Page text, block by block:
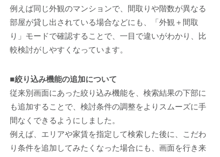
例えば同じ外観のマンションで、間取りや階数が異なる
部屋が貸し出されている場合などにも、「外観＋間取
り」モードで確認することで、一目で違いがわかり、比
較検討がしやすくなっています。
■絞り込み機能の追加について
従来別画面にあった絞り込み機能を、検索結果の下部に
も追加することで、検討条件の調整をよりスムーズに手
間なくできるようにしました。
例えば、エリアや家賃を指定して検索した後に、こだわ
り条件を追加してみたくなった場合にも、画面を行き来